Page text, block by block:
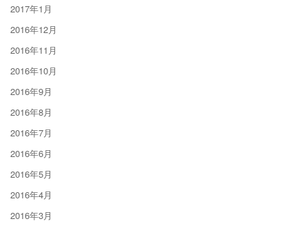
2017年1月
2016年12月
2016年11月
2016年10月
2016年9月
2016年8月
2016年7月
2016年6月
2016年5月
2016年4月
2016年3月